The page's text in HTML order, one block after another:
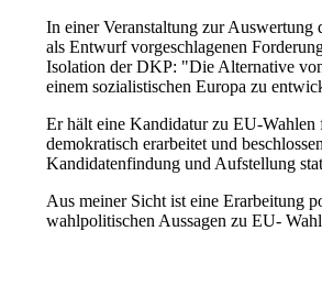
In einer Veranstaltung zur Auswertung
als Entwurf vorgeschlagenen
Isolation der DKP: "Die Alternative
einem sozialistischen Europa zu
Er hält eine Kandidatur zu EU-
demokratisch erarbeitet und
Kandidatenfindung und Aufstellung
Aus meiner Sicht ist eine Erarbeitung
wahlpolitischen Aussagen zu EU-